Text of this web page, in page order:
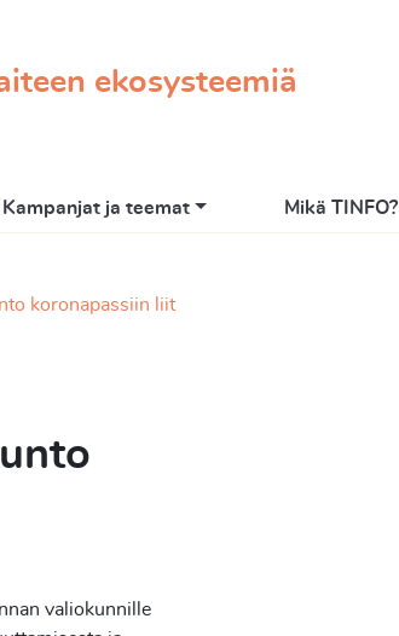
ekosysteemiä
Kampanjat ja teemat Mikä TINFO?
koronapassiin liit
valiokunnille